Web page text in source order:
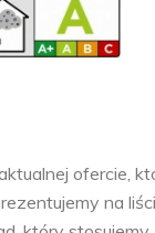
ofercie,
na